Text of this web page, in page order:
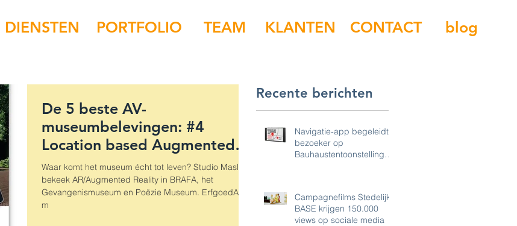
DIENSTEN PORTFOLIO TEAM KLANTEN blog
CONTACT
De 5 beste AV-
museumbelevingen: #4
Location based Augmented
Reality in het
Gevangenismuseum, Poëzie
Waar komt het museum écht tot leven? Studio Maslow
bekeek AR/Augmented Reality in BRAFA, het
Gevangenismuseum en Poëzie Museum. ErfgoedApp
m
Navigatie-app begeleidt
bezoeker op
Bauhaustentoonstelling
Campagnefilms Stedelijk
BASE krijgen 150.000
views op sociale media
Recente berichten